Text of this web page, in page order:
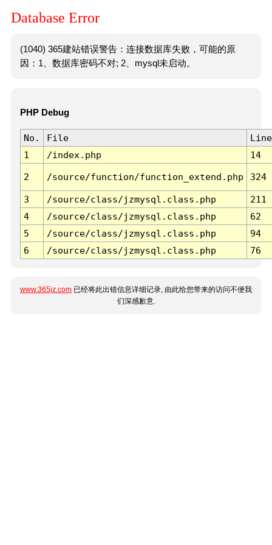
Database Error
(1040) 365建站错误警告：连接数据库失败，可能的原
因：1、数据库密码不对; 2、mysql未启动。
PHP Debug
No. File
Line
1
/index.php 14
2 /source/function/function_extend.php 324
3 /source/class/jzmysql.class.php
211
4
/source/class/jzmysql.class.php
62
5
/source/class/jzmysql.class.php
94
6
/source/class/jzmysql.class.php 76
www.365jz.com 已经将此出错信息详细记录, 由此给您带来的访问不便我
们深感歉意.